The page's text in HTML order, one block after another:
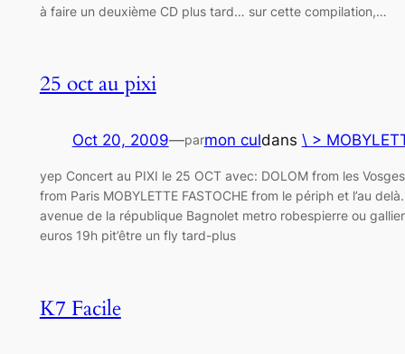
à faire un deuxième CD plus tard… sur cette compilation,…
25 oct au pixi
Oct 20, 2009—parmon culdans \ >
yep Concert au PIXI le 25 OCT avec: DOLOM from les Vosges
from Paris MOBYLETTE FASTOCHE from le périph et l’au
avenue de la république Bagnolet metro robespierre ou
euros 19h pit’être un fly tard-plus
K7 Facile